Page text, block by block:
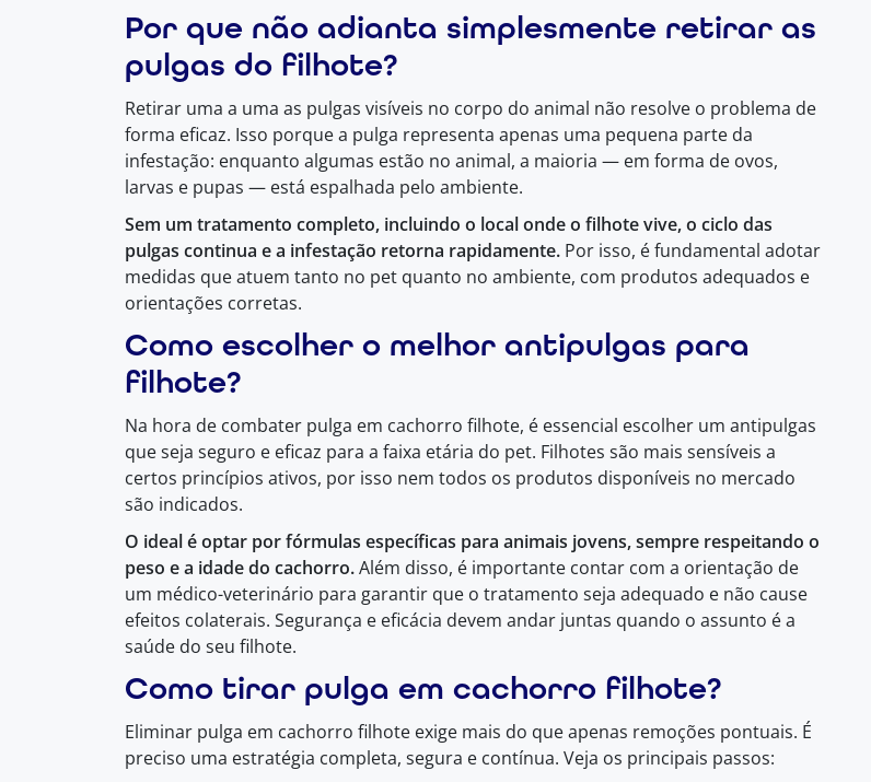
Por que não adianta simplesmente retirar as
pulgas do filhote?
Retirar uma a uma as pulgas visíveis no corpo do animal não resolve o problema de
forma eficaz. Isso porque a pulga representa apenas uma pequena parte da
infestação: enquanto algumas estão no animal, a maioria — em forma de ovos,
larvas e pupas — está espalhada pelo ambiente.
Sem um tratamento completo, incluindo o local onde o filhote vive, o ciclo das
pulgas continua e a infestação retorna rapidamente. Por isso, é fundamental adotar
medidas que atuem tanto no pet quanto no ambiente, com produtos adequados e
orientações corretas.
Como escolher o melhor antipulgas para
filhote?
Na hora de combater pulga em cachorro filhote, é essencial escolher um antipulgas
que seja seguro e eficaz para a faixa etária do pet. Filhotes são mais sensíveis a
certos princípios ativos, por isso nem todos os produtos disponíveis no mercado
são indicados.
O ideal é optar por fórmulas específicas para animais jovens, sempre respeitando o
peso e a idade do cachorro.Além disso, é importante contar com a orientação de
um médico-veterinário para garantir que o tratamento seja adequado e não cause
efeitos colaterais. Segurança e eficácia devem andar juntas quando o assunto é a
saúde do seu filhote.
Como tirar pulga em cachorro filhote?
Eliminar pulga em cachorro filhote exige mais do que apenas remoções pontuais. É
preciso uma estratégia completa, segura e contínua. Veja os principais passos: